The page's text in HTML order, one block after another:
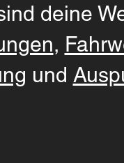
deine
,
und